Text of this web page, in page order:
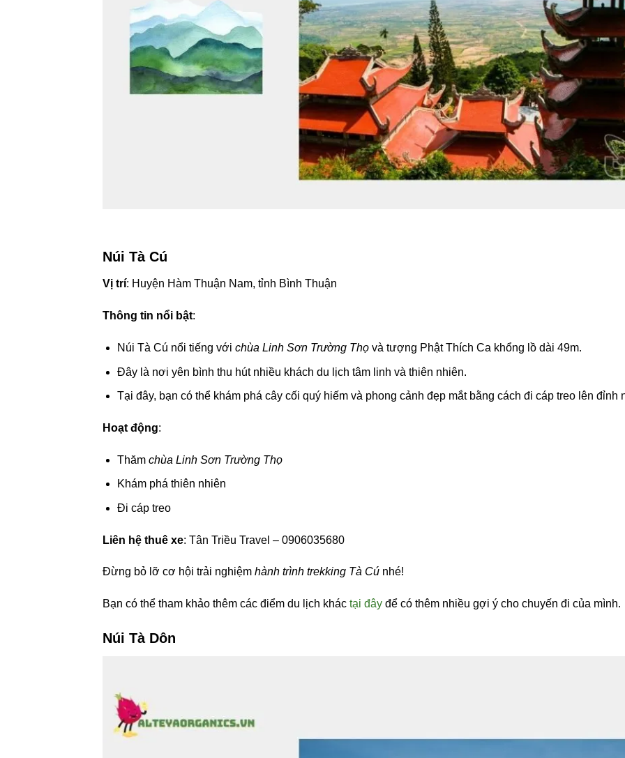
Núi Tà Cú
Vị trí: Huyện Hàm Thuận Nam, tỉnh Bình Thuận
Thông tin nổi bật:
Núi Tà Cú nổi tiếng với chùa Linh Sơn Trường Thọvà tượng Phật Thích Ca khổng lồ dài 49m.
Đây là nơi yên bình thu hút nhiều khách du lịch tâm linh và thiên nhiên.
Tại đây, bạn có thể khám phá cây cối quý hiếm và phong cảnh đẹp mắt bằng cách đi cáp treo lên đỉnh
Hoạt động:
Thăm chùa Linh Sơn Trường Thọ
Khám phá thiên nhiên
Đi cáp treo
Liên hệ thuê xe: Tân Triều Travel – 0906035680
Đừng bỏ lỡ cơ hội trải nghiệm hành trình trekking Tà Cú nhé!
Bạn có thể tham khảo thêm các điểm du lịch khác tại đây để có thêm nhiều gợi ý cho chuyến đi của mình.
Núi Tà Dôn